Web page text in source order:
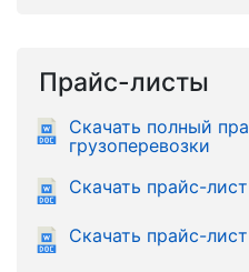
Прайс-листы
Скачать полный
грузоперевозки
Скачать прайс-
Скачать прайс-